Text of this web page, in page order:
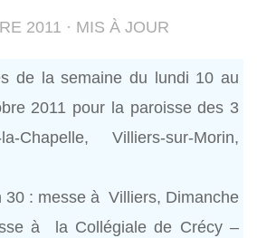
2011 · MIS À JOUR
de la semaine du lundi 10 au
2011 pour la paroisse des 3
Chapelle, Villiers-sur-Morin,
: messe à Villiers, Dimanche
à la Collégiale de Crécy –